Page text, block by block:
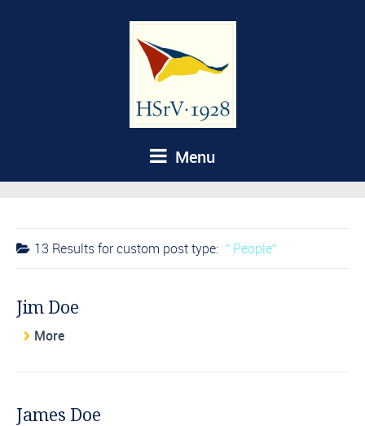
Menu
13 Results forcustom post type: People
Jim Doe
More
James Doe